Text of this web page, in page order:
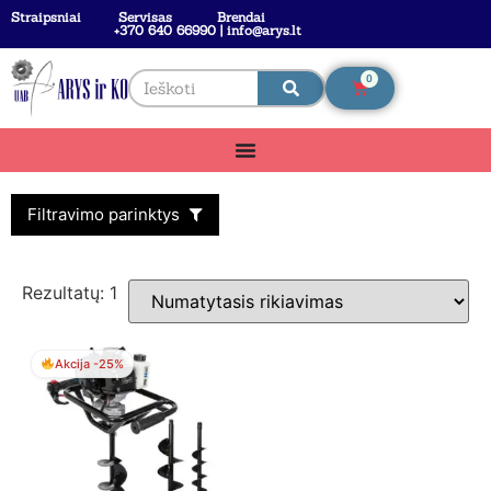
Straipsniai Servisas
Brendai
+370 640 66990 | info@arys.lt
0
Filtravimo parinktys
Rezultatų: 1
Akcija -25%